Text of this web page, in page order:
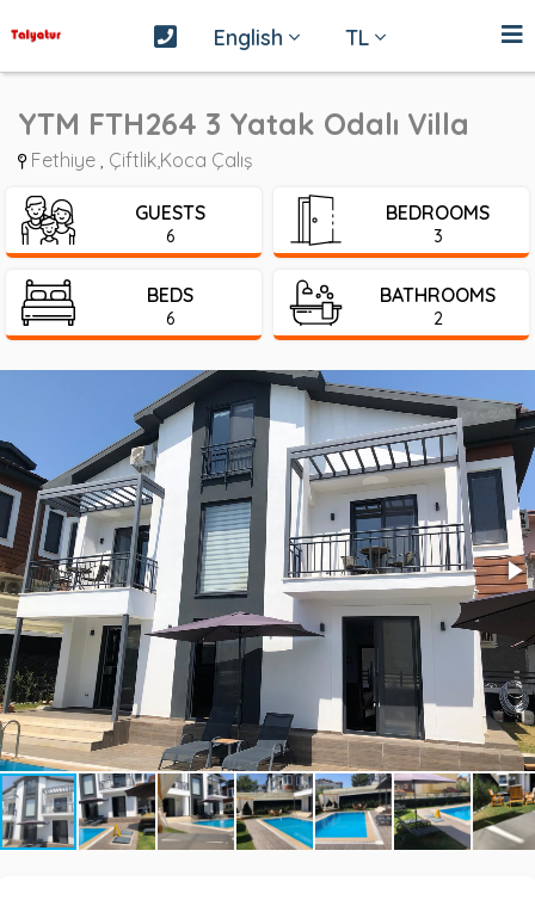
English TL
YTM FTH264 3 Yatak Odalı Villa
Fethiye Çiftlik,Koca Çalış
GUESTS
6
BEDROOMS
3
BEDS
6
BATHROOMS
2